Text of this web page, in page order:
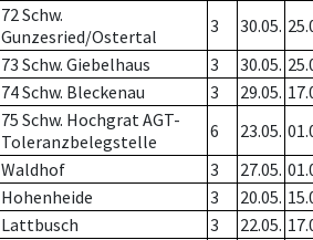
72 Schw.
Gunzesried/Ostertal
3 30.05.
73 Schw. Giebelhaus 3 30.05.
74 Schw. Bleckenau 3 29.05.
75 Schw. Hochgrat AGT-
Toleranzbelegstelle
6 23.05.
Waldhof 3 27.05.
Hohenheide 3 20.05.
Lattbusch 3 22.05.